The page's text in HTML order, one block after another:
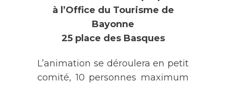
à l’Office du Tourisme de
Bayonne
25 place des Basques
L’animation se déroulera en petit
comité, 10 personnes maximum